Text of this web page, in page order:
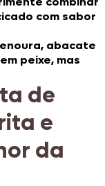
com sabor
abacate
peixe, mas
de
e
da